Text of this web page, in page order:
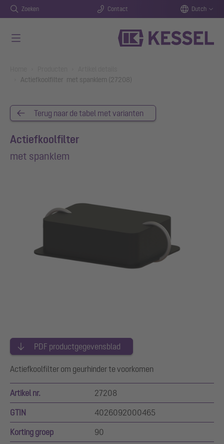
Zoeken Contact Dutch
Actiefkoolfilter met spanklem (27208)
Terug naar de tabel met varianten
Actiefkoolfilter
met spanklem
PDF productgegevensblad
Actiefkoolfilter om geurhinder te voorkomen
Artikel nr. 27208
GTIN 4026092000465
Korting groep 90